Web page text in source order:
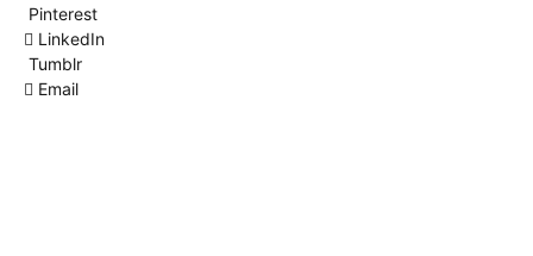
Pinterest
LinkedIn
Tumblr
Email